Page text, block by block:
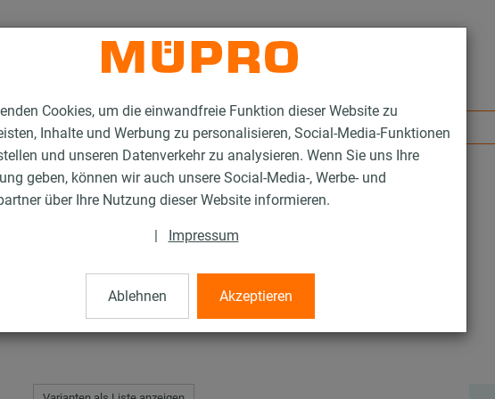
Cookies, um die einwandfreie Funktion dieser Website zu
Inhalte und Werbung zu personalisieren, Social-Media-Funktionen
und unseren Datenverkehr zu analysieren. Wenn Sie uns Ihre
geben, können wir auch unsere Social-Media-, Werbe- und
über Ihre Nutzung dieser Website informieren.
| Impressum
Ablehnen Akzeptieren
und Lospunkte für die Schwerlastbefestigung Hartholzschalen